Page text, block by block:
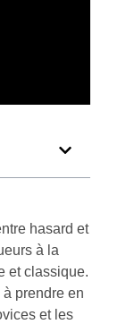
hasard et
à la
et classique.
prendre en
et les